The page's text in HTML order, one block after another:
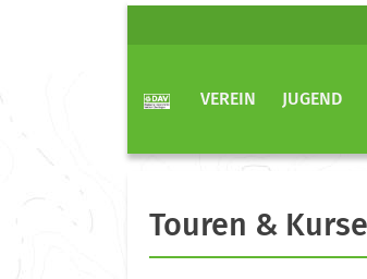
VEREIN JUGEND
Touren &